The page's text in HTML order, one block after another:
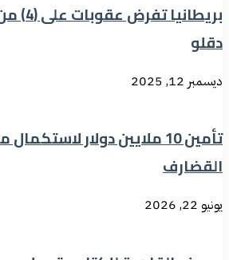
دقلو
ديسمبر 12, 2025
تأمين 10 ملايين دولار
القضارف
يونيو 22, 2026